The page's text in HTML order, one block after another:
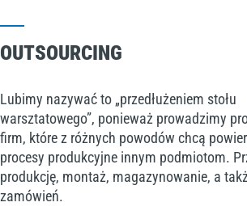
OUTSOURCING
Lubimy nazywać to „przedłużeniem stołu
warsztatowego”, ponieważ prowadzimy
firm, które z różnych powodów chcą
procesy produkcyjne innym podmiotom.
produkcję, montaż, magazynowanie, a
zamówień.